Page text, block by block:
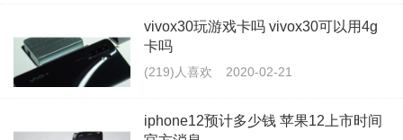
vivox30玩游戏卡吗 vivox30可以用4g
卡吗
(219)人喜欢 2020-02-21
iphone12预计多少钱 苹果12上市时间